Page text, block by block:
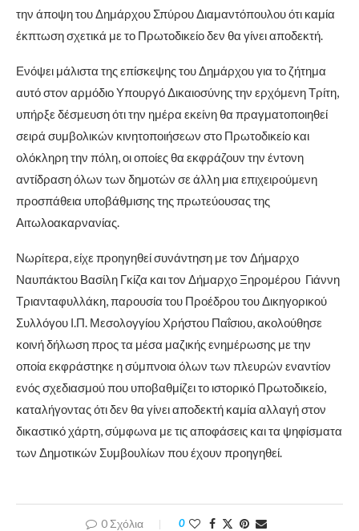
την άποψη του Δημάρχου Σπύρου Διαμαντόπουλου ότι καμία
έκπτωση σχετικά με το Πρωτοδικείο δεν θα γίνει αποδεκτή.
Ενόψει μάλιστα της επίσκεψης του Δημάρχου για το ζήτημα
αυτό στον αρμόδιο Υπουργό Δικαιοσύνης την ερχόμενη Τρίτη,
υπήρξε δέσμευση ότι την ημέρα εκείνη θα πραγματοποιηθεί
σειρά συμβολικών κινητοποιήσεων στο Πρωτοδικείο και
ολόκληρη την πόλη, οι οποίες θα εκφράζουν την έντονη
αντίδραση όλων των δημοτών σε άλλη μια επιχειρούμενη
προσπάθεια υποβάθμισης της πρωτεύουσας της
Αιτωλοακαρνανίας.
Νωρίτερα, είχε προηγηθεί συνάντηση με τον Δήμαρχο
Ναυπάκτου Βασίλη Γκίζα και τον Δήμαρχο Ξηρομέρου Γιάννη
Τριανταφυλλάκη, παρουσία του Προέδρου του Δικηγορικού
Συλλόγου Ι.Π. Μεσολογγίου Χρήστου Παΐσιου, ακολούθησε
κοινή δήλωση προς τα μέσα μαζικής ενημέρωσης με την
οποία εκφράστηκε η σύμπνοια όλων των πλευρών εναντίον
ενός σχεδιασμού που υποβαθμίζει το ιστορικό Πρωτοδικείο,
καταλήγοντας ότι δεν θα γίνει αποδεκτή καμία αλλαγή στον
δικαστικό χάρτη, σύμφωνα με τις αποφάσεις και τα ψηφίσματα
των Δημοτικών Συμβουλίων που έχουν προηγηθεί.
0 Σχόλια 0